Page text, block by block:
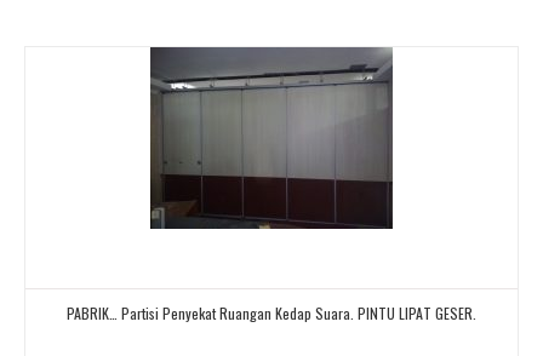
PABRIK… Partisi Penyekat Ruangan Kedap Suara. PINTU LIPAT GESER.